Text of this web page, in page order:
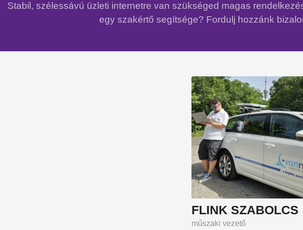
Stabil, szélessávú üzleti internetre van szükséged magas
egy szakértő segítsége? Fordulj hozzánk
FLINK SZABOLCS
műszaki vezető